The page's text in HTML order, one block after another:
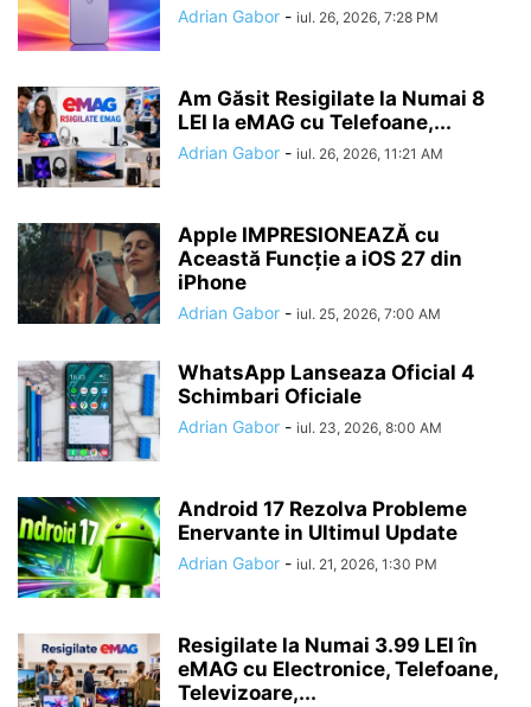
Adrian Gabor - iul. 26, 2026, 7:28 PM
Am Găsit Resigilate la Numai 8
LEI la eMAG cu Telefoane,...
Adrian Gabor - iul. 26, 2026, 11:21 AM
Apple IMPRESIONEAZĂ cu
Această Funcție a iOS 27 din
iPhone
Adrian Gabor - iul. 25, 2026, 7:00 AM
WhatsApp Lanseaza Oficial 4
Schimbari Oficiale
Adrian Gabor - iul. 23, 2026, 8:00 AM
Android 17 Rezolva Probleme
Enervante in Ultimul Update
Adrian Gabor - iul. 21, 2026, 1:30 PM
Resigilate la Numai 3.99 LEI în
eMAG cu Electronice, Telefoane,
Televizoare,...